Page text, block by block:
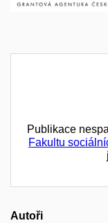
Publikace
Fakultu
Autoři